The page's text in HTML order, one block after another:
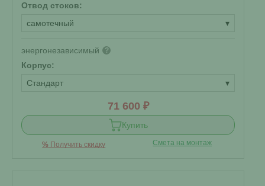
Отвод стоков:
самотечный
▾
энергонезависимый ?
Корпус:
Стандарт
▾
71 600 ₽
Купить
% Получить скидку Смета на монтаж